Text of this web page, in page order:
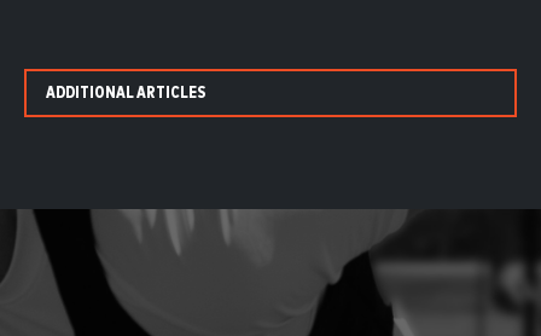
ADDITIONAL ARTICLES